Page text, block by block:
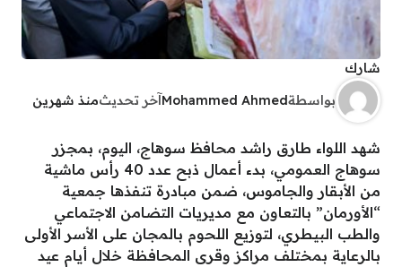
شارك
بواسطةMohammed Ahmedآخر تحديثمنذ شهرين
شهد اللواء طارق راشد محافظ سوهاج، اليوم، بمجزر
سوهاج العمومي، بدء أعمال ذبح عدد 40 رأس ماشية
من الأبقار والجاموس، ضمن مبادرة تنفذها جمعية
“الأورمان” بالتعاون مع مديريات التضامن الاجتماعي
والطب البيطري، لتوزيع اللحوم بالمجان على الأسر الأولى
بالرعاية بمختلف مراكز وقرى المحافظة خلال أيام عيد